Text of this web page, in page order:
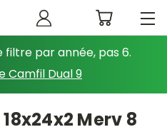
filtre par année, pas 6.
Camfil Dual 9
Merv 8